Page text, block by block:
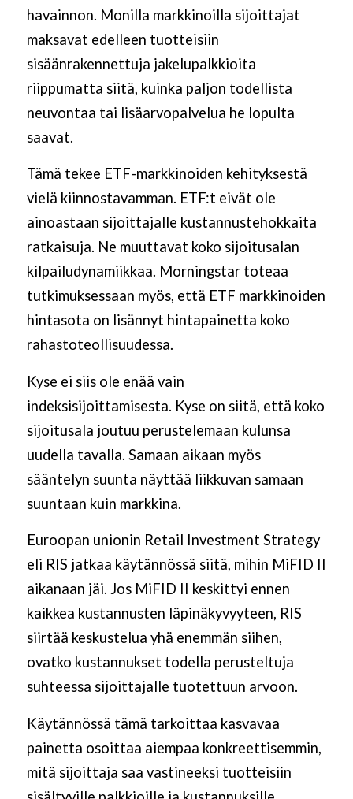
havainnon. Monilla markkinoilla sijoittajat
maksavat edelleen tuotteisiin
sisäänrakennettuja jakelupalkkioita
riippumatta siitä, kuinka paljon todellista
neuvontaa tai lisäarvopalvelua he lopulta
saavat.
Tämä tekee ETF-markkinoiden kehityksestä
vielä kiinnostavamman. ETF:t eivät ole
ainoastaan sijoittajalle kustannustehokkaita
ratkaisuja. Ne muuttavat koko sijoitusalan
kilpailudynamiikkaa. Morningstar toteaa
tutkimuksessaan myös, että ETF markkinoiden
hintasota on lisännyt hintapainetta koko
rahastoteollisuudessa.
Kyse ei siis ole enää vain
indeksisijoittamisesta. Kyse on siitä, että koko
sijoitusala joutuu perustelemaan kulunsa
uudella tavalla. Samaan aikaan myös
sääntelyn suunta näyttää liikkuvan samaan
suuntaan kuin markkina.
Euroopan unionin Retail Investment Strategy
eli RIS jatkaa käytännössä siitä, mihin MiFID II
aikanaan jäi. Jos MiFID II keskittyi ennen
kaikkea kustannusten läpinäkyvyyteen, RIS
siirtää keskustelua yhä enemmän siihen,
ovatko kustannukset todella perusteltuja
suhteessa sijoittajalle tuotettuun arvoon.
Käytännössä tämä tarkoittaa kasvavaa
painetta osoittaa aiempaa konkreettisemmin,
mitä sijoittaja saa vastineeksi tuotteisiin